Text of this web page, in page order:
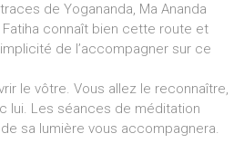
de Yogananda, Ma Ananda
Fatiha connaît bien cette route et
de l’accompagner sur ce
le vôtre. Vous allez le reconnaître,
lui. Les séances de méditation
sa lumière vous accompagnera.